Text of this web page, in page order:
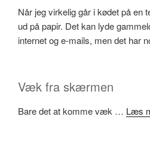
Når jeg virkelig går i kødet på en
ud på papir. Det kan lyde
internet og e-mails, men det har
Væk fra skærmen
Bare det at komme væk … Læs